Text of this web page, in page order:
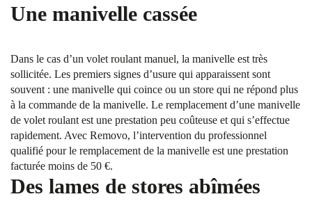
Une manivelle cassée
Dans le cas d’un volet roulant manuel, la manivelle est très
sollicitée. Les premiers signes d’usure qui apparaissent sont
souvent : une manivelle qui coince ou un store qui ne répond plus
à la commande de la manivelle. Le remplacement d’une manivelle
de volet roulant est une prestation peu coûteuse et qui s’effectue
rapidement. Avec Removo, l’intervention du professionnel
qualifié pour le remplacement de la manivelle est une prestation
facturée moins de 50 €.
Des lames de stores abîmées